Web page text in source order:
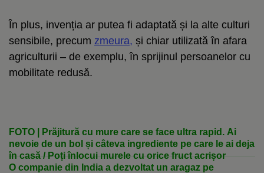
În plus, invenția ar putea fi adaptată și la alte culturi
sensibile, precum zmeura, și chiar utilizată în afara
agriculturii – de exemplu, în sprijinul persoanelor cu
mobilitate redusă.
FOTO | Prăjitură cu mure care se face ultra rapid. Ai
nevoie de un bol și câteva ingrediente pe care le ai deja
în casă / Poți înlocui murele cu orice fruct acrișor
O companie din India a dezvoltat un aragaz pe